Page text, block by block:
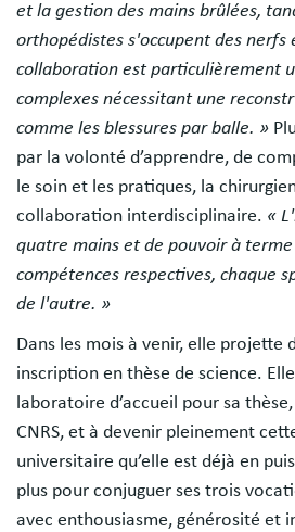
et la gestion des mains brûlées,
orthopédistes s'occupent des nerfs
collaboration est particulièrement
complexes nécessitant une
comme les blessures par balle. »
par la volonté d’apprendre, de
le soin et les pratiques, la
collaboration interdisciplinaire. «
quatre mains et de pouvoir à
compétences respectives, chaque
de l'autre. »
Dans les mois à venir, elle projette
inscription en thèse de science.
laboratoire d’accueil pour sa
CNRS, et à devenir pleinement
universitaire qu’elle est déjà en
plus pour conjuguer ses trois
avec enthousiasme, générosité et